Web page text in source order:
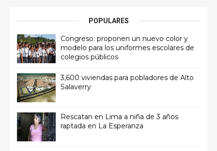
POPULARES
Congreso: proponen un nuevo color y
modelo para los uniformes escolares de
colegios públicos
3,600 viviendas para pobladores de Alto
Salaverry
Rescatan en Lima a niña de 3 años
raptada en La Esperanza